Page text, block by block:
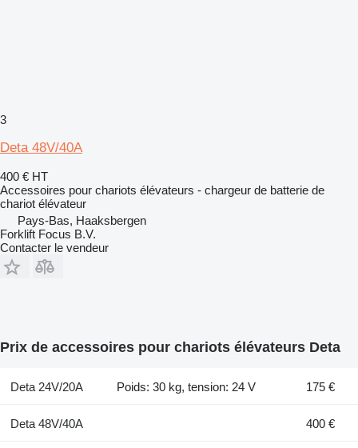
3
Deta 48V/40A
400 € HT
Accessoires pour chariots élévateurs - chargeur de batterie de
chariot élévateur
Pays-Bas, Haaksbergen
Forklift Focus B.V.
Contacter le vendeur
Prix de accessoires pour chariots élévateurs Deta
Deta 24V/20A Poids: 30 kg, tension: 24 V 175 €
Deta 48V/40A 400 €